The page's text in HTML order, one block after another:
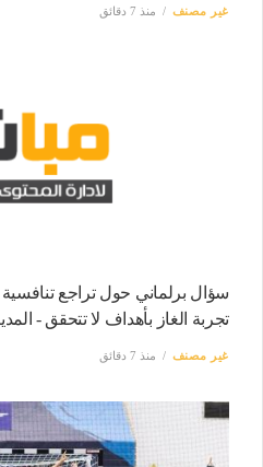
غير مصنف منذ 7 دقائق
سؤال برلماني حول تراجع تنافسية
تجربة الغاز بأهداف لا تتحقق -
غير مصنف منذ 7 دقائق